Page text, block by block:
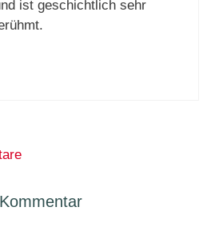
ist geschichtlich sehr